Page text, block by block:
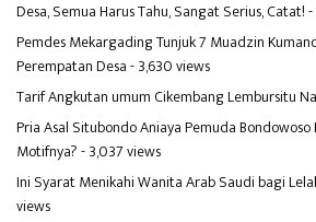
Desa, Semua Harus Tahu, Sangat Serius, Catat!
Pemdes Mekargading Tunjuk 7 Muadzin
Perempatan Desa- 3,630 views
Tarif Angkutan umum Cikembang Lembursitu
Pria Asal Situbondo Aniaya Pemuda
Motifnya?- 3,037 views
Ini Syarat Menikahi Wanita Arab Saudi bagi
views